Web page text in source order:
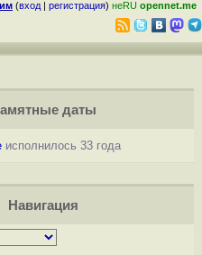
(вход | регистрация) неRU opennet.me
даты
исполнилось 33 года
Навигация